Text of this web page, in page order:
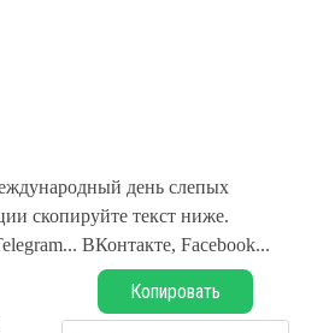
день слепых
скопируйте текст ниже.
ВКонтакте, Facebook...
Копировать